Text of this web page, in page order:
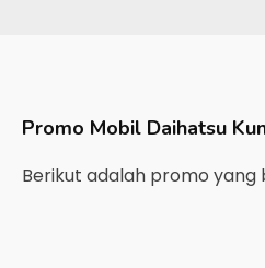
Promo Mobil Daihatsu
Berikut adalah promo yang